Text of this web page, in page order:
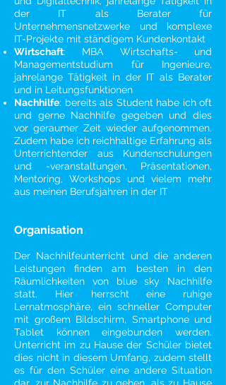
der IT als Berater für
Unternehmensnetzwerke und komplexe
IT-Projekte mit ständigem Kundenkontakt
Wirtschaft: MBA Wirtschafts- und
Managementstudium für Ingenieure,
jahrelange Tätigkeit in der IT als Berater
und in Leitungsfunktionen
Nachhilfe: bereits als Student habe ich oft
und gerne Nachhilfe gegeben und dies
vor geraumer Zeit wieder aufgenommen.
Zudem habe ich reichhaltige Erfahrung als
Unterrichtender aus Kundenschulungen
und -veranstaltungen, Präsentationen,
Mentoring, Workshops und vielem mehr
aus meinen Berufsjahren in der IT
Organisation
Der Nachhilfeunterricht und die anderen
Leistungen finden am besten in den
Räumlichkeiten von blue sky Nachhilfe
statt. Hier herrscht eine ruhige
Lernatmosphäre, ein schneller Computer
mit großem Bildschirm, Smartphone und
Tablet können eingebunden werden.
Unterricht im zu Hause der Schüler bietet
dies nicht in diesem Umfang, zudem stellt
es für den Schüler eine andere Situation